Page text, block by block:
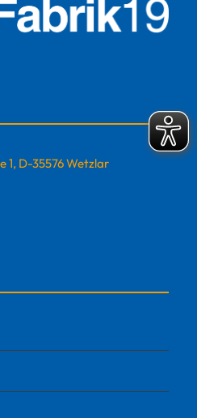
D-35576 Wetzlar